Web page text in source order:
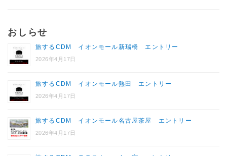
おしらせ
旅するCDM イオンモール新瑞橋 エントリー
2026年4月17日
旅するCDM イオンモール熱田 エントリー
2026年4月17日
旅するCDM イオンモール名古屋茶屋 エントリー
2026年4月17日